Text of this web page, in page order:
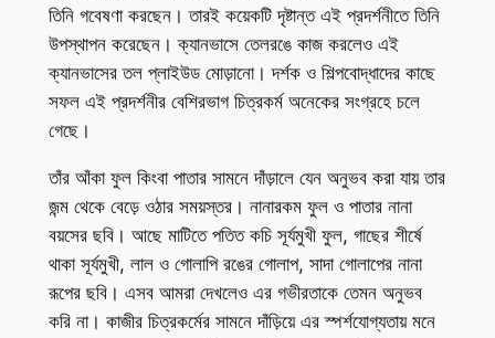
তিনি গবেষণা করছেন। তারই কয়েকটি দৃষ্টান্ত এই প্রদর্শনীতে তিনি
উপস্থাপন করেছেন। ক্যানভাসে তেলরঙে কাজ করলেও এই
ক্যানভাসের তল প্লাইউড মোড়ানো। দর্শক ও শিল্পবোদ্ধাদের কাছে
সফল এই প্রদর্শনীর বেশিরভাগ চিত্রকর্ম অনেকের সংগ্রহে চলে
গেছে।
তাঁর আঁকা ফুল কিংবা পাতার সামনে দাঁড়ালে যেন অনুভব করা যায় তার
জন্ম থেকে বেড়ে ওঠার সময়স্তর। নানারকম ফুল ও পাতার নানা
বয়সের ছবি। আছে মাটিতে পতিত কচি সূর্যমুখী ফুল, গাছের শীর্ষে
থাকা সূর্যমুখী, লাল ও গোলাপি রঙের গোলাপ, সাদা গোলাপের নানা
রূপের ছবি। এসব আমরা দেখলেও এর গভীরতাকে তেমন অনুভব
করি না। কাজীর চিত্রকর্মের সামনে দাঁড়িয়ে এর স্পর্শযোগ্যতায় মনে